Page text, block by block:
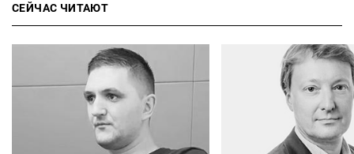
СЕЙЧАС ЧИТАЮТ